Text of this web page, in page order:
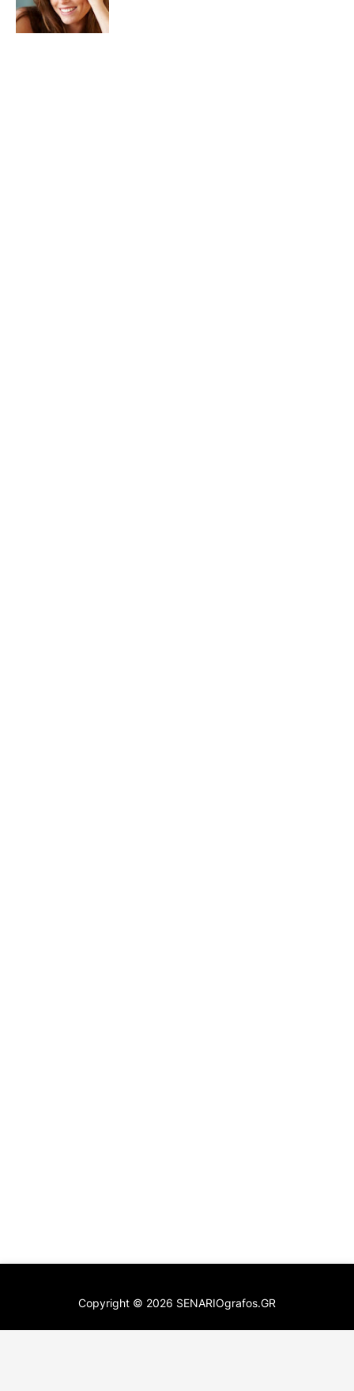
Copyright © 2026 SENARIOgrafos.GR